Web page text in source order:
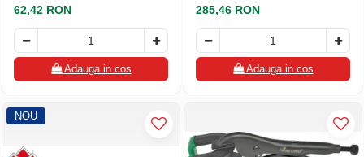
Accesorii ciocane
Scule
Trasatoare
Sabloane
Prisme
Expandoare
Structuri fatade ventilate
62,42 RON
Adauga in cos
285,46 RON
Adauga in cos
NOU